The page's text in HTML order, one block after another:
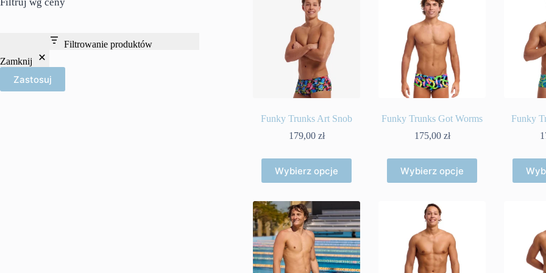
Funky Trunks Art Snob
179,00 zł
Wybierz opcje
produkt
ma
wariantów.
Opcje
można
wybrać
na
stronie
Funky Trunks Got Worms
175,00 zł
Wybierz opcje
produkt
ma
wariantów.
Opcje
można
wybrać
na
stronie
Funky
Filtrowanie produktów
Zamknij
Zastosuj